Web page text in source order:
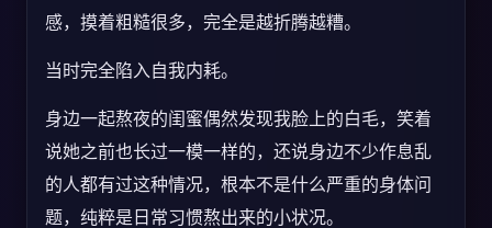
感，摸着粗糙很多，完全是越折腾越糟。
当时完全陷入自我内耗。
身边一起熬夜的闺蜜偶然发现我脸上的白毛，笑着
说她之前也长过一模一样的，还说身边不少作息乱
的人都有过这种情况，根本不是什么严重的身体问
题，纯粹是日常习惯熬出来的小状况。